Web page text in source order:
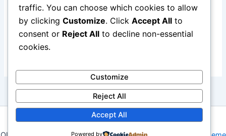
for the next time I comment.
Copyright © 2026 Merayakan Kompetisi Terbesar Dunia:
traffic. You can choose which cookies to allow
by clicking Customize. Click Accept All to
consent or Reject All to decline non-essential
cookies.
Customize
Reject All
Accept All
Powered by